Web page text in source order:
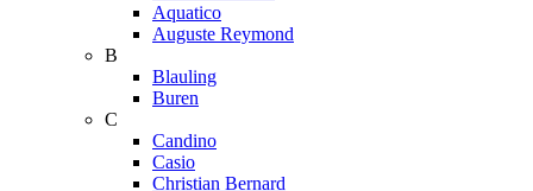
Aquatico
Auguste Reymond
B
Blauling
Buren
C
Candino
Casio
Christian Bernard